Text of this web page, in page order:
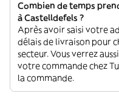
Combien de temps
à Castelldefels ?
Après avoir saisi votre
délais de livraison pour
secteur. Vous verrez
votre commande chez
la commande.